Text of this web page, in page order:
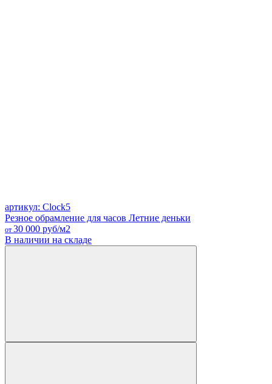
артикул: Clock5
Резное обрамление для часов Летние деньки
от 30 000 руб/м2
В наличии на складе